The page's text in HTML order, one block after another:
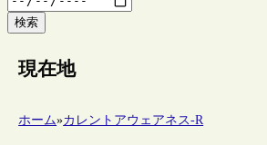
検索
現在地
ホーム»カレントアウェアネス-R